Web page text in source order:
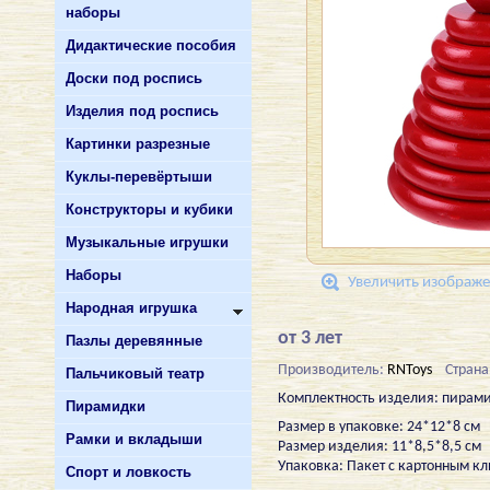
наборы
Дидактические пособия
Доски под роспись
Изделия под роспись
Картинки разрезные
Куклы-перевёртыши
Конструкторы и кубики
Музыкальные игрушки
Наборы
Народная игрушка
Пазлы деревянные
Пальчиковый театр
Пирамидки
Рамки и вкладыши
Спорт и ловкость
Увеличить
от 3 лет
Производитель:RNToys
Комплектность изделия:
Размер в упаковке: 24*12*8 см
Размер изделия: 11*8,5*8,5 см
Упаковка: Пакет с картонным